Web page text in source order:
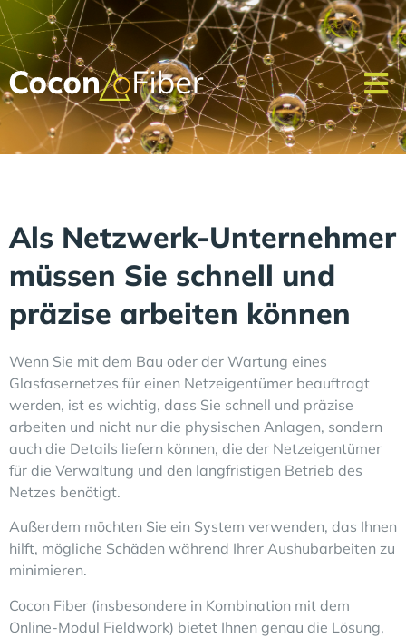
Als Netzwerk-Unternehmer
müssen Sie schnell und
präzise arbeiten können
Wenn Sie mit dem Bau oder der Wartung eines
Glasfasernetzes für einen Netzeigentümer beauftragt
werden, ist es wichtig, dass Sie schnell und präzise
arbeiten und nicht nur die physischen Anlagen, sondern
auch die Details liefern können, die der Netzeigentümer
für die Verwaltung und den langfristigen Betrieb des
Netzes benötigt.
Außerdem möchten Sie ein System verwenden, das Ihnen
hilft, mögliche Schäden während Ihrer Aushubarbeiten zu
minimieren.
Cocon Fiber (insbesondere in Kombination mit dem
Online-Modul Fieldwork) bietet Ihnen genau die Lösung,